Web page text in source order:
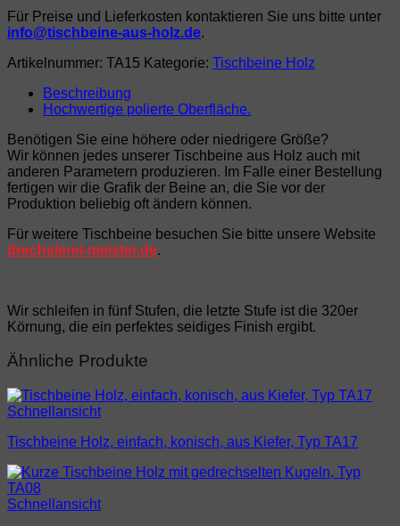
Für Preise und Lieferkosten kontaktieren Sie uns bitte unter
info@tischbeine-aus-holz.de.
Artikelnummer: TA15 Kategorie: Tischbeine Holz
Beschreibung
Hochwertige polierte Oberfläche.
Benötigen Sie eine höhere oder niedrigere Größe?
Wir können jedes unserer Tischbeine aus Holz auch mit
anderen Parametern produzieren. Im Falle einer Bestellung
fertigen wir die Grafik der Beine an, die Sie vor der
Produktion beliebig oft ändern können.
Für weitere Tischbeine besuchen Sie bitte unsere Website
drechslerei-meister.de.
Wir schleifen in fünf Stufen, die letzte Stufe ist die 320er
Körnung, die ein perfektes seidiges Finish ergibt.
Ähnliche Produkte
Schnellansicht
Tischbeine Holz, einfach, konisch, aus Kiefer, Typ TA17
Schnellansicht